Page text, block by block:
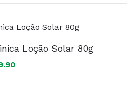
Loção Solar 80g